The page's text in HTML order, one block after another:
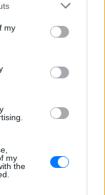
my
my
the
-.